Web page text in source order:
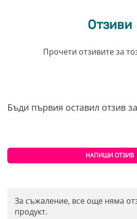
Отзиви
Прочети отзивите за
Бъди първия оставил отзив
НАПИШИ ОТЗИВ
За съжаление, все още няма
продукт.